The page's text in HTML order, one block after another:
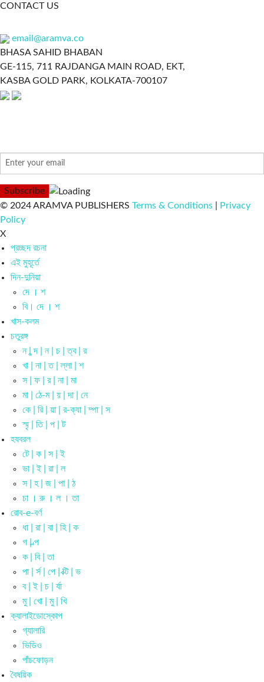
CONTACT US
email@aramva.co
BHASA SAHID BHABAN
GE-115, 711 RAJDANGA MAIN ROAD, EKT,
KASBA GOLD PARK, KOLKATA-700107
© 2024 ARAMVA PUBLISHERS Terms & Conditions
Privacy
Policy
X
প্রচ্ছদ রচনা
এই মুহূর্তে
দিন-দুনিয়া
দে । শ
বি। দে । শ
খাস-কলম
চতুরঙ্গ
ন | ন্দ | ন | চ | ত্ব | র
খা | না | ত | ল্লা | শ
স | ফ | র | না | মা
মা | ঠে-ম | য় | দা | নে
কে | রি | য়া | র-ক্যা | ম্পা | স
স্মৃ | তি | প | ট
হযবরল
টে | ক | স | ই
ভা | ই | রা | ল
স | হ | জ | পা | ঠ
চা । রু । ল । তা
রোব-e-বর্ণ
ধা | রা | বা | হি | ক
গ | ল্প
ক | বি | তা
পা | র্স | পে | ক্টি | ভ
ব | ই | চ | র্যা
মু | খো | মু | খি
ক্যালাইডোস্কোপ
গ্যালারি
ভিডিও
পাঁচফোড়ন
বৈষয়িক